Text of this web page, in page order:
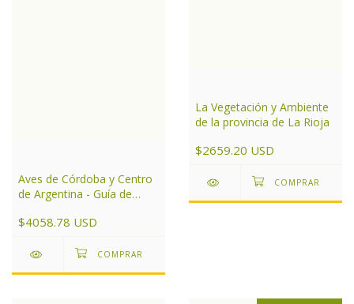
Aves de Córdoba y Centro
de Argentina - Guía de
$4058.78 USD
La Vegetación y Ambiente
de la provincia de La Rioja
$2659.20 USD